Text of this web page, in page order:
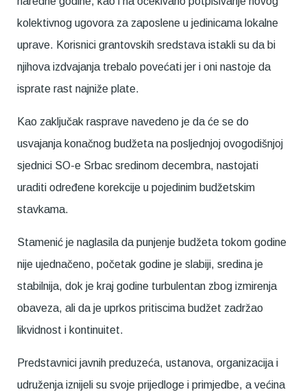
kolektivnog ugovora za zaposlene u jedinicama lokalne
uprave. Korisnici grantovskih sredstava istakli su da bi
njihova izdvajanja trebalo povećati jer i oni nastoje da
isprate rast najniže plate.
Kao zaključak rasprave navedeno je da će se do
usvajanja konačnog budžeta na posljednjoj ovogodišnjoj
sjednici SO-e Srbac sredinom decembra, nastojati
uraditi određene korekcije u pojedinim budžetskim
stavkama.
Stamenić je naglasila da punjenje budžeta tokom godine
nije ujednačeno, početak godine je slabiji, sredina je
stabilnija, dok je kraj godine turbulentan zbog izmirenja
obaveza, ali da je uprkos pritiscima budžet zadržao
likvidnost i kontinuitet.
Predstavnici javnih preduzeća, ustanova, organizacija i
udruženja iznijeli su svoje prijedloge i primjedbe, a većina